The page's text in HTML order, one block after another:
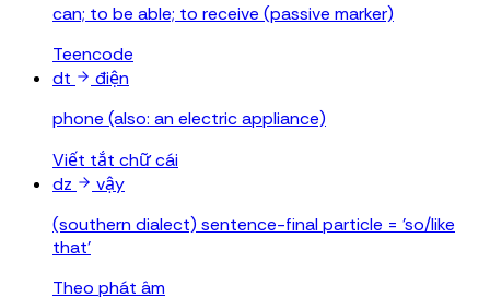
can; to be able; to receive (passive marker)
Teencode
dt
điện
phone (also: an electric appliance)
Viết tắt chữ cái
dz
vậy
(southern dialect) sentence-final particle = 'so/like
that'
Theo phát âm